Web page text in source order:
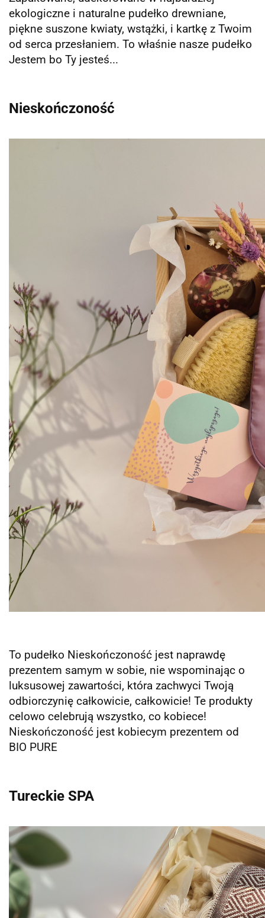
ekologiczne i naturalne pudełko drewniane,
piękne suszone kwiaty, wstążki, i kartkę z Twoim
od serca przesłaniem. To właśnie nasze pudełko
Jestem bo Ty jesteś...
Nieskończoność
To pudełko Nieskończoność jest naprawdę
prezentem samym w sobie, nie wspominając o
luksusowej zawartości, która zachwyci Twoją
odbiorczynię całkowicie, całkowicie! Te produkty
celowo celebrują wszystko, co kobiece!
Nieskończoność jest kobiecym prezentem od
BIO PURE
Tureckie SPA